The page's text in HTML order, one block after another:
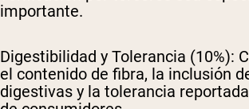
importante.
Digestibilidad y Tolerancia (10%):
el contenido de fibra, la inclusión
digestivas y la tolerancia